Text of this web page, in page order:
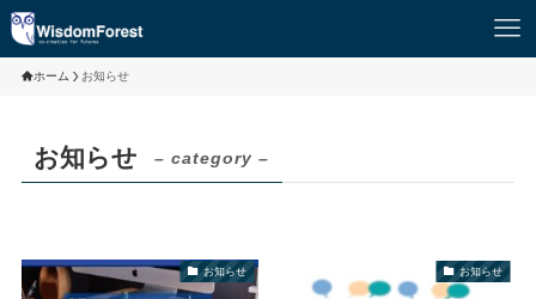
ホーム お知らせ
お知らせ – category –
お知らせ お知らせ